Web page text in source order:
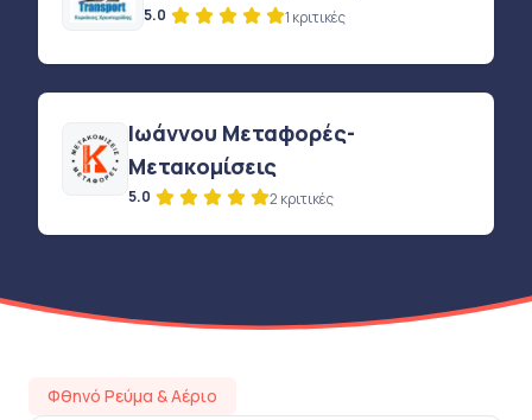
5.0 1 κριτικές
Ιωάννου Μεταφορές-
Μετακομίσεις
5.0 2 κριτικές
Φθηνό Ρεύμα & Αέριο